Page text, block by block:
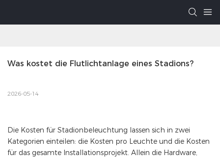
Was kostet die Flutlichtanlage eines Stadions?
2026-05-14
Die Kosten für Stadionbeleuchtung lassen sich in zwei
Kategorien einteilen: die Kosten pro Leuchte und die Kosten
für das gesamte Installationsprojekt. Allein die Hardware,